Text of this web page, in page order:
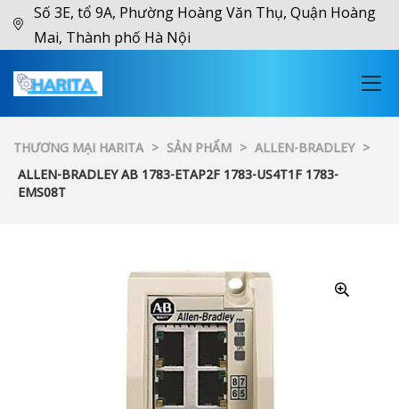
Số 3E, tổ 9A, Phường Hoàng Văn Thụ, Quận Hoàng
Mai, Thành phố Hà Nội
THƯƠNG MẠI HARITA > SẢN PHẨM > ALLEN-BRADLEY >
ALLEN-BRADLEY AB 1783-ETAP2F 1783-US4T1F 1783-
EMS08T